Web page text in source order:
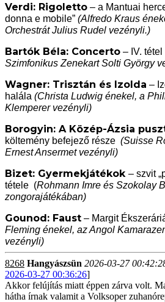
Verdi: Rigoletto – a Mantuai
donna e mobile” (Alfredo Kraus
Orchestrát Julius Rudel vezényli.)
Bartók Béla: Concerto – IV. tétel
Szimfonikus Zenekart Solti György
Wagner: Trisztán és Izolda –
halála (Christa Ludwig énekel, a
Klemperer vezényli)
Borogyin: A Közép-Ázsia
költemény befejező része (Suisse
Ernest Ansermet vezényli)
Bizet: Gyermekjátékok – szvit
tétele (Rohmann Imre és Szokolay
zongorajátékában)
Gounod: Faust – Margit
Fleming énekel, az Angol
vezényli)
8268 Hangyászsün 2026-03-27
2026-03-27 00:36:26]
Akkor felújítás miatt éppen zárva volt.
hátha írnak valamit a Volksoper